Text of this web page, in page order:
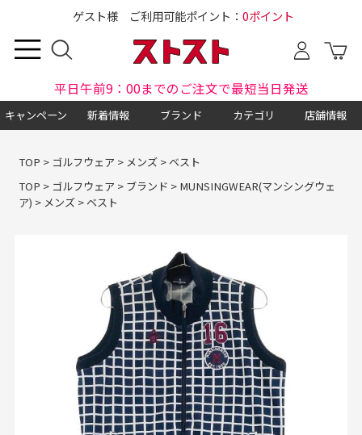
ゲスト様 ご利用可能ポイント： 0ポイント
平日午前9：00までのご注文で最短当日発送
キャンペーン 新着情報 ブランド カテゴリ 店舗情報
TOP > ゴルフウェア > メンズ> ベスト
TOP > ゴルフウェア > ブランド > MUNSINGWEAR(マンシングウェ
ア) > メンズ> ベスト